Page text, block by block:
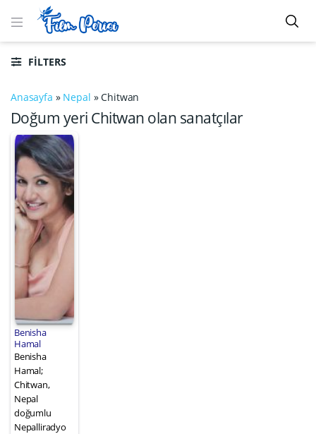
FILTERS
Anasayfa » Nepal »Chitwan
Doğum yeri Chitwan olan sanatçılar
Benisha
Hamal
Benisha
Hamal;
Chitwan,
Nepal
doğumlu
Nepalliradyo